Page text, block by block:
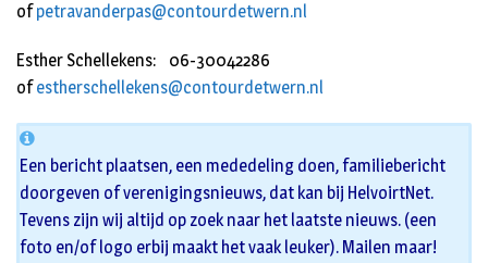
ofpetravanderpas@contourdetwern.nl
Esther Schellekens: 06-30042286
ofestherschellekens@contourdetwern.nl
Een bericht plaatsen, een mededeling doen, familiebericht
doorgeven of verenigingsnieuws, dat kan bij HelvoirtNet.
Tevens zijn wij altijd op zoek naar het laatste nieuws. (een
foto en/of logo erbij maakt het vaak leuker). Mailen maar!